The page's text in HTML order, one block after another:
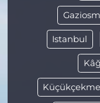
Istanbul